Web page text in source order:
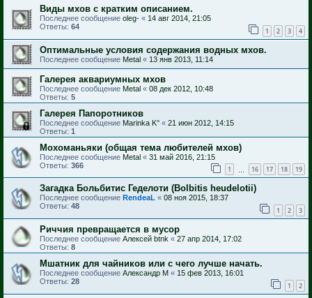
Виды мхов с кратким описанием.
Последнее сообщение oleg- « 14 авг 2014, 21:05
Ответы: 64 1 2 3 4
Оптимальные условия содержания водных мхов.
Последнее сообщение Metal « 13 янв 2013, 11:14
Галерея аквариумных мхов
Последнее сообщение Metal « 08 дек 2012, 10:48
Ответы: 5
Галерея Папоротников
Последнее сообщение Marinka K° « 21 июн 2012, 14:15
Ответы: 1
Мохоманьяки (общая тема любителей мхов)
Последнее сообщение Metal « 31 май 2016, 21:15
Ответы: 366 1 16 17 18 19
Загадка Больбитис Геделоти (Bolbitis heudelotii)
Последнее сообщение RendeaL « 08 ноя 2015, 18:37
Ответы: 48 1 2 3
Риччия превращается в мусор
Последнее сообщение Алексей btnk « 27 апр 2014, 17:02
Ответы: 8
Мшатник для чайников или с чего лучше начать.
Последнее сообщение Александр М « 15 фев 2013, 16:01
Ответы: 28 1 2